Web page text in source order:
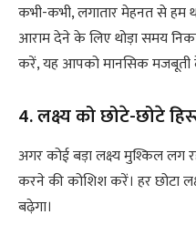
कभी-कभी, लगातार मेहनत से हम
आराम देने के लिए थोड़ा समय
करें, यह आपको मानसिक मजबूती
4. लक्ष्य को छोटे-छोटे
अगर कोई बड़ा लक्ष्य मुश्किल लग
करने की कोशिश करें। हर छोटा
बढ़ेगा।